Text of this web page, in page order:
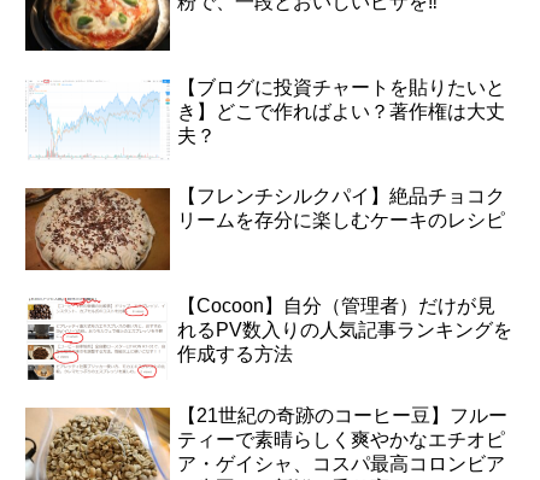
【ブログに投資チャートを貼りたいと
き】どこで作ればよい？著作権は大丈
夫？
【フレンチシルクパイ】絶品チョコク
リームを存分に楽しむケーキのレシピ
【Cocoon】自分（管理者）だけが見
れるPV数入りの人気記事ランキングを
作成する方法
【21世紀の奇跡のコーヒー豆】フルー
ティーで素晴らしく爽やかなエチオピ
ア・ゲイシャ、コスパ最高コロンビア